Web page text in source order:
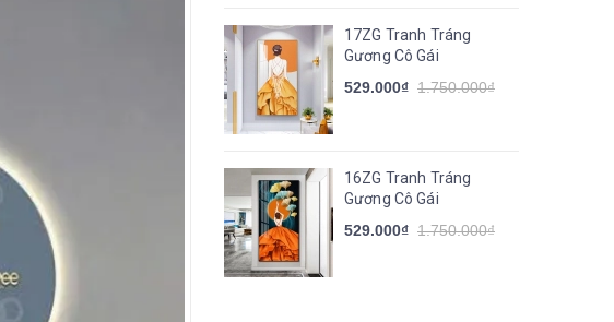
17ZG Tranh Tráng
Gương Cô Gái
529.000₫ 1.750.000₫
16ZG Tranh Tráng
Gương Cô Gái
529.000₫ 1.750.000₫